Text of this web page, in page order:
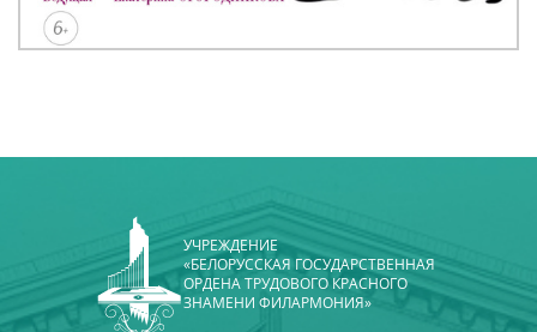
УЧРЕЖДЕНИЕ
«БЕЛОРУССКАЯ ГОСУДАРСТВЕННАЯ
ОРДЕНА ТРУДОВОГО КРАСНОГО
ЗНАМЕНИ ФИЛАРМОНИЯ»